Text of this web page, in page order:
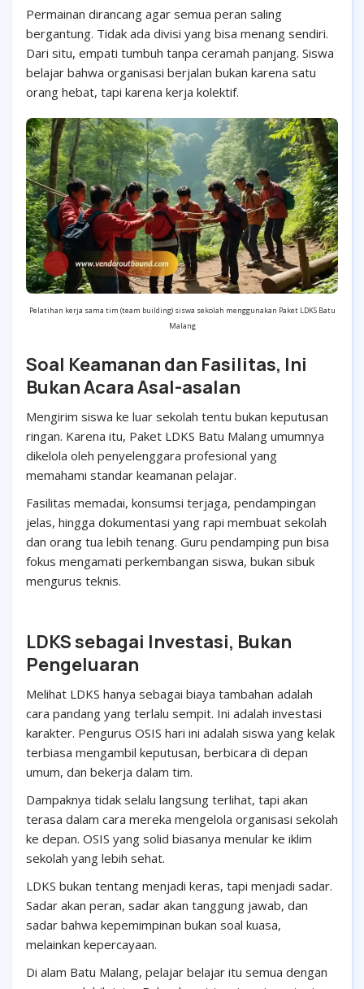
Permainan dirancang agar semua peran saling
bergantung. Tidak ada divisi yang bisa menang sendiri.
Dari situ, empati tumbuh tanpa ceramah panjang. Siswa
belajar bahwa organisasi berjalan bukan karena satu
orang hebat, tapi karena kerja kolektif.
Pelatihan kerja sama tim (team building) siswa sekolah menggunakan Paket LDKS Batu
Malang
Soal Keamanan dan Fasilitas, Ini
Bukan Acara Asal-asalan
Mengirim siswa ke luar sekolah tentu bukan keputusan
ringan. Karena itu, Paket LDKS Batu Malang umumnya
dikelola oleh penyelenggara profesional yang
memahami standar keamanan pelajar.
Fasilitas memadai, konsumsi terjaga, pendampingan
jelas, hingga dokumentasi yang rapi membuat sekolah
dan orang tua lebih tenang. Guru pendamping pun bisa
fokus mengamati perkembangan siswa, bukan sibuk
mengurus teknis.
LDKS sebagai Investasi, Bukan
Pengeluaran
Melihat LDKS hanya sebagai biaya tambahan adalah
cara pandang yang terlalu sempit. Ini adalah investasi
karakter. Pengurus OSIS hari ini adalah siswa yang kelak
terbiasa mengambil keputusan, berbicara di depan
umum, dan bekerja dalam tim.
Dampaknya tidak selalu langsung terlihat, tapi akan
terasa dalam cara mereka mengelola organisasi sekolah
ke depan. OSIS yang solid biasanya menular ke iklim
sekolah yang lebih sehat.
LDKS bukan tentang menjadi keras, tapi menjadi sadar.
Sadar akan peran, sadar akan tanggung jawab, dan
sadar bahwa kepemimpinan bukan soal kuasa,
melainkan kepercayaan.
Di alam Batu Malang, pelajar belajar itu semua dengan